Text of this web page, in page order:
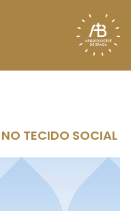
TECIDO SOCIAL